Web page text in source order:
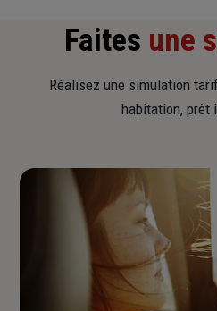
Faites une
Réalisez une simulation
habitation, prêt